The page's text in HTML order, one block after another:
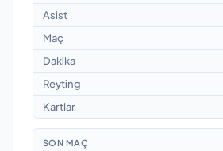
Asist
Maç
Dakika
Reyting
Kartlar
SON MAÇ